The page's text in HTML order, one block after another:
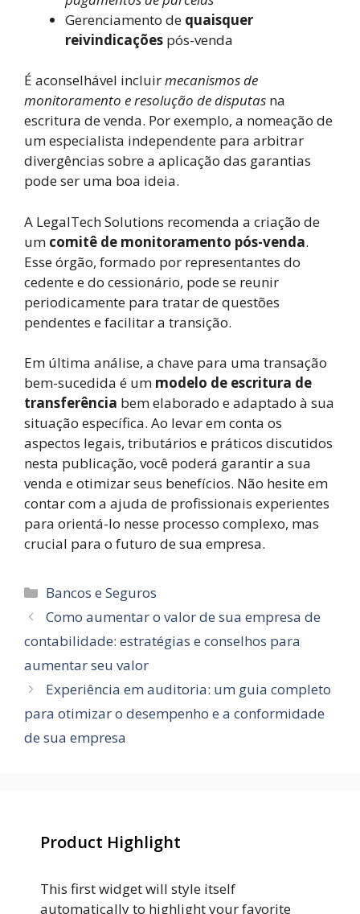
Gerenciamento de quaisquer
reivindicações pós-venda
É aconselhável incluirmecanismos de
monitoramento e resolução de disputas na
escritura de venda. Por exemplo, a nomeação de
um especialista independente para arbitrar
divergências sobre a aplicação das garantias
pode ser uma boa ideia.
A LegalTech Solutions recomenda a criação de
um comitê de monitoramento pós-venda.
Esse órgão, formado por representantes do
cedente e do cessionário, pode se reunir
periodicamente para tratar de questões
pendentes e facilitar a transição.
Em última análise, a chave para uma transação
bem-sucedida é um modelo de escritura de
transferência bem elaborado e adaptado à sua
situação específica. Ao levar em conta os
aspectos legais, tributários e práticos discutidos
nesta publicação, você poderá garantir a sua
venda e otimizar seus benefícios. Não hesite em
contar com a ajuda de profissionais experientes
para orientá-lo nesse processo complexo, mas
crucial para o futuro de sua empresa.
Categorias
Bancos e Seguros
Como aumentar o valor de sua empresa de
contabilidade: estratégias e conselhos para
aumentar seu valor
Experiência em auditoria: um guia completo
para otimizar o desempenho e a conformidade
de sua empresa
Product Highlight
This first widget will style itself
automatically to highlight your favorite